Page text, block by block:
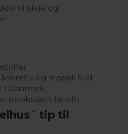
til pleje og
sensitiv og atopisk hud
i Danmark
bivoks samt lanolin
tip til